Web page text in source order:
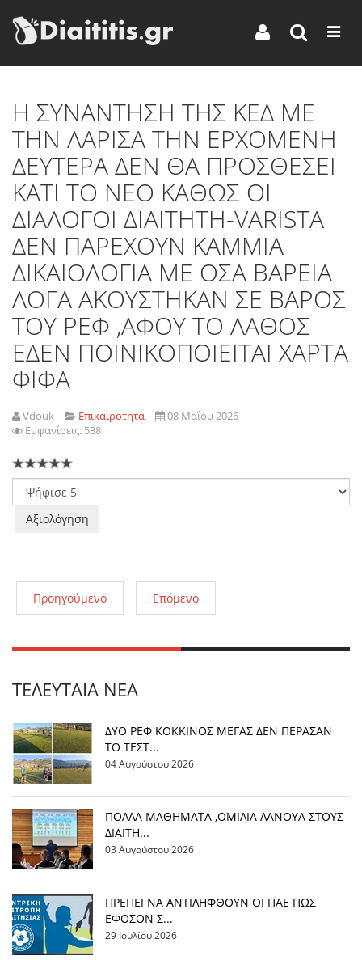
Η ΣΥΝΑΝΤΗΣΗ ΤΗΣ ΚΕΔ ΜΕ
ΤΗΝ ΛΑΡΙΣΑ ΤΗΝ ΕΡΧΟΜΕΝΗ
ΔΕΥΤΕΡΑ ΔΕΝ ΘΑ ΠΡΟΣΘΕΣΕΙ
ΚΑΤΙ ΤΟ ΝΕΟ ΚΑΘΩΣ ΟΙ
ΔΙΑΛΟΓΟΙ ΔΙΑΙΤΗΤΗ-VARISTA
ΔΕΝ ΠΑΡΕΧΟΥΝ ΚΑΜΜΙΑ
ΔΙΚΑΙΟΛΟΓΙΑ ΜΕ ΟΣΑ ΒΑΡΕΙΑ
ΛΟΓΑ ΑΚΟΥΣΤΗΚΑΝ ΣΕ ΒΑΡΟΣ
ΤΟΥ ΡΕΦ ,ΑΦΟΥ ΤΟ ΛΑΘΟΣ
ΕΔΕΝ ΠΟΙΝΙΚΟΠΟΙΕΙΤΑΙ ΧΑΡΤΑ
ΦΙΦΑ
Vdouk Επικαιροτητα
08 Μαΐου 2026
Εμφανίσεις: 538
Παρακαλώ
αξιολογήστε
Προηγούμενο Επόμενο
ΤΕΛΕΥΤΑΊΑ ΝΈΑ
ΔΥΟ ΡΕΦ ΚΟΚΚΙΝΟΣ ΜΕΓΑΣ ΔΕΝ ΠΕΡΑΣΑΝ
ΤΟ ΤΕΣΤ...
04 Αυγούστου 2026
ΠΟΛΛΑ ΜΑΘΗΜΑΤΑ ,ΟΜΙΛΙΑ ΛΑΝΟΥΑ ΣΤΟΥΣ
ΔΙΑΙΤΗ...
03 Αυγούστου 2026
ΠΡΕΠΕΙ ΝΑ ΑΝΤΙΛΗΦΘΟΥΝ ΟΙ ΠΑΕ ΠΩΣ
ΕΦΟΣΟΝ Σ...
29 Ιουλίου 2026